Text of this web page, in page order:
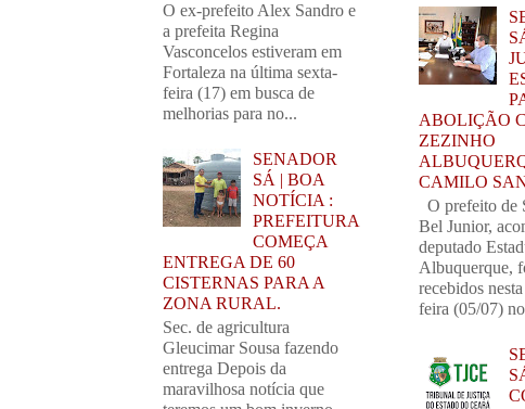
O ex-prefeito Alex Sandro e
a prefeita Regina
Vasconcelos estiveram em
Fortaleza na última sexta-
feira (17) em busca de
melhorias para no...
SENADOR
SÁ | BOA
NOTÍCIA :
PREFEITURA
COMEÇA
ENTREGA DE 60
CISTERNAS PARA A
ZONA RURAL.
Sec. de agricultura
Gleucimar Sousa fazendo
entrega Depois da
maravilhosa notícia que
ABOLIÇÃO
ZEZINHO
CAMILO
O prefeito de
Bel Junior,
deputado
Albuquerque,
recebidos
feira (05/07)